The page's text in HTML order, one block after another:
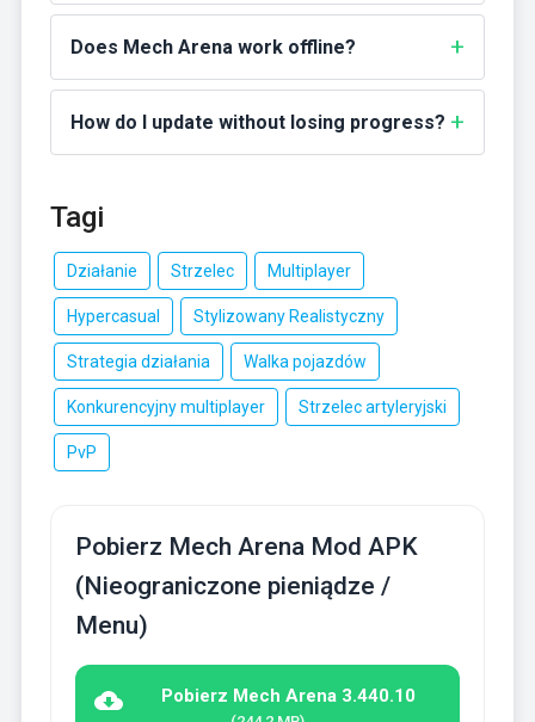
Does Mech Arena work offline?
How do I update without losing progress?
Tagi
Działanie Strzelec Multiplayer
Hypercasual Stylizowany Realistyczny
Strategia działania Walka pojazdów
Konkurencyjny multiplayer Strzelec artyleryjski
PvP
Pobierz Mech Arena Mod APK
(Nieograniczone pieniądze /
Menu)
Pobierz Mech Arena 3.440.10